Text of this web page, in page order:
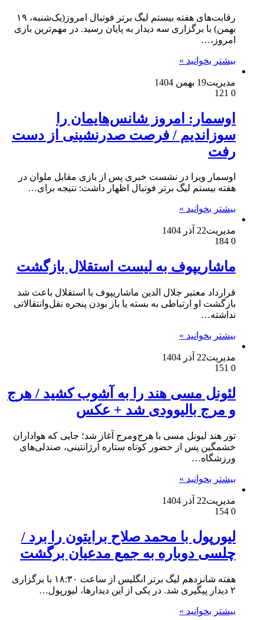
رقابت‌های هفته بیستم لیگ برتر فوتبال امروز(یک‌شنبه، ۱۹
بهمن) با برگزاری سه دیدار به پایان رسید. در مهم‌ترین بازی‌
امروز،…
بیشتر بخوانید »
مدیریت19 بهمن 1404
0
اوسمار: امروز شانس‌هایمان را
سوزاندیم / فرصت صدرنشینی از دست
رفت
اوسمار ویرا در نشست خبری پس از بازی مقابل ملوان در
هفته بیستم لیگ برتر فوتبال اظهار داشت: نتیجه برای…
بیشتر بخوانید »
مدیریت22 آذر 1404
0
ماشاریپوف به لیست استقلال بازگشت
قرارداد معتبر جلال الدین ماشاریپوف با استقلال باعث شد
بازگشت او ارتباطی به بسته یا باز بودن پنجره نقل‌وانتقالاتی
نداشته…
بیشتر بخوانید »
مدیریت22 آذر 1404
0
لئونل مسی هند را به آشوب کشید / هرج
و مرج بالیوودی شد + عکس
تور هند لیونل مسی با هرج‌ومرج آغاز شد؛ جایی که هواداران
خشمگین پس از حضور کوتاه ستاره آرژانتینی، صندلی‌های
ورزشگاه…
بیشتر بخوانید »
مدیریت22 آذر 1404
0
لیورپول با محمد صلاح برایتون را برد /
چلسی دوباره به جمع مدعیان برگشت
هفته شانزدهم لیگ برتر انگلیس از ساعت ۱۸:۳۰ با برگزاری
۲ دیدار پیگیری شد. در یکی از این دیدارها، لیورپول…
بیشتر بخوانید »